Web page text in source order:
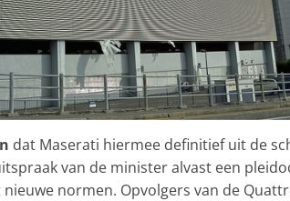
dat Maserati hiermee definitief uit de
van de minister alvast een
normen. Opvolgers van de